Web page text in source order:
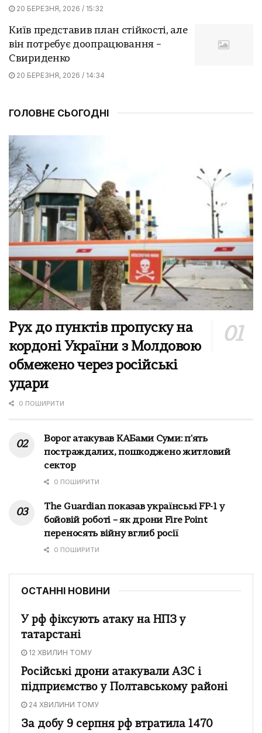
20 БЕРЕЗНЯ, 2026 / 15:32
Київ представив план стійкості, але
він потребує доопрацювання –
Свириденко
20 БЕРЕЗНЯ, 2026 / 14:34
ГОЛОВНЕ СЬОГОДНІ
Рух до пунктів пропуску на
кордоні України з Молдовою
обмежено через російські
удари
0 ПОШИРИТИ
Ворог атакував КАБами Суми: п'ять
постраждалих, пошкоджено житловий
сектор
0 ПОШИРИТИ
The Guardian показав українські FP-1 у
бойовій роботі – як дрони Fire Point
переносять війну вглиб росії
0 ПОШИРИТИ
ОСТАННІ НОВИНИ
У рф фіксують атаку на НПЗ у
татарстані
12 ХВИЛИН ТОМУ
Російські дрони атакували АЗС і
підприємство у Полтавському районі
24 ХВИЛИНИ ТОМУ
За добу 9 серпня рф втратила 1470